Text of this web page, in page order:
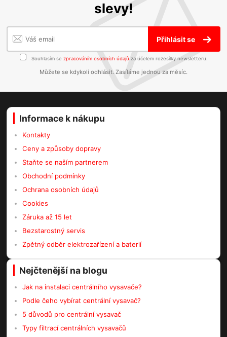
slevy!
Přihlásit se
Souhlasím se zpracováním osobních údajů za účelem rozesílky newsletteru.
Můžete se kdykoli odhlásit. Zasíláme jednou za měsíc.
Informace k nákupu
Kontakty
Ceny a způsoby dopravy
Staňte se naším partnerem
Obchodní podmínky
Ochrana osobních údajů
Cookies
Záruka až 15 let
Bezstarostný servis
Zpětný odběr elektrozařízení a baterií
Nejčtenější na blogu
Jak na instalaci centrálního vysavače?
Podle čeho vybírat centrální vysavač?
5 důvodů pro centrální vysavač
Typy filtrací centrálních vysavačů